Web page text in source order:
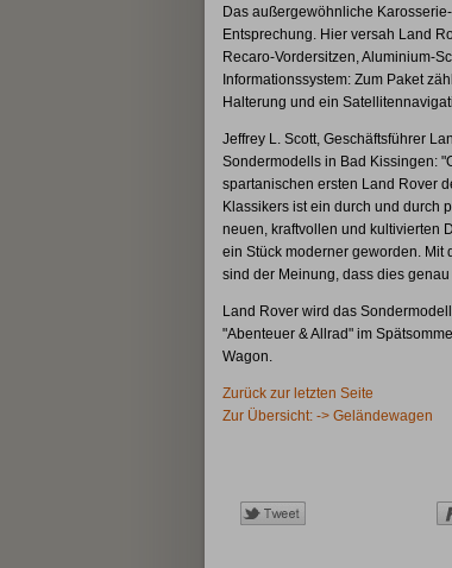
Das außergewöhnliche
Entsprechung. Hier versah Land
Recaro-Vordersitzen, Aluminium-
Informationssystem: Zum Paket
Halterung und ein
Jeffrey L. Scott, Geschäftsführer
Sondermodells in Bad Kissingen:
spartanischen ersten Land Rover
Klassikers ist ein durch und durch
neuen, kraftvollen und kultivierten
ein Stück moderner geworden. Mit
sind der Meinung, dass dies
Land Rover wird das
"Abenteuer & Allrad" im
Wagon.
Zurück zur letzten Seite
Zur Übersicht: -> Geländewagen